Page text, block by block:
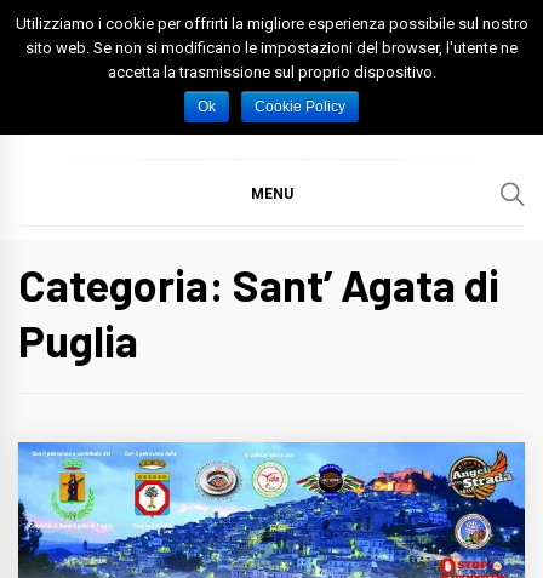
Skip
Spazio Foggia
Foggia News Calcio Eventi e Attività nella Capitanata
MENU
Categoria: Sant’ Agata di
Puglia
Utilizziamo i cookie per offrirti la migliore esperienza possibile sul nostro
sito web. Se non si modificano le impostazioni del browser, l'utente ne
accetta la trasmissione sul proprio dispositivo.
Ok Cookie Policy